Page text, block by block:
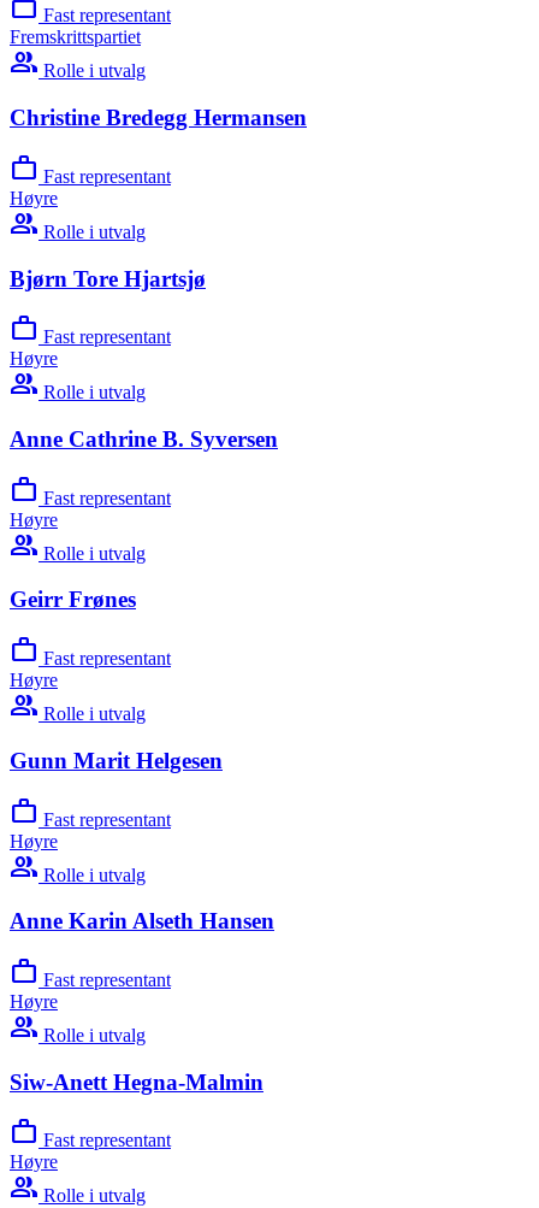
work Fast representant
Fremskrittspartiet
group Rolle i utvalg
Christine Bredegg Hermansen
work Fast representant
Høyre
group Rolle i utvalg
Bjørn Tore Hjartsjø
work Fast representant
Høyre
group Rolle i utvalg
Anne Cathrine B. Syversen
work Fast representant
Høyre
group Rolle i utvalg
Geirr Frønes
work Fast representant
Høyre
group Rolle i utvalg
Gunn Marit Helgesen
work Fast representant
Høyre
group Rolle i utvalg
Anne Karin Alseth Hansen
work Fast representant
Høyre
group Rolle i utvalg
Siw-Anett Hegna-Malmin
work Fast representant
Høyre
group Rolle i utvalg